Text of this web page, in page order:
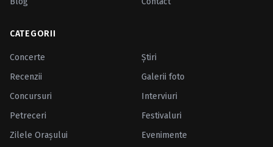
CATEGORII
Concerte
Ştiri
Recenzii
Galerii foto
Concursuri
Interviuri
Petreceri
Festivaluri
Zilele Oraşului
Evenimente